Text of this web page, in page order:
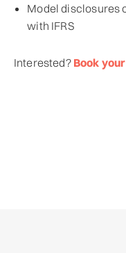
Model disclosures
with IFRS
Interested? Book